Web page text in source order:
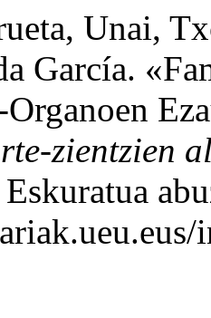
Unai,
García.
zientzien